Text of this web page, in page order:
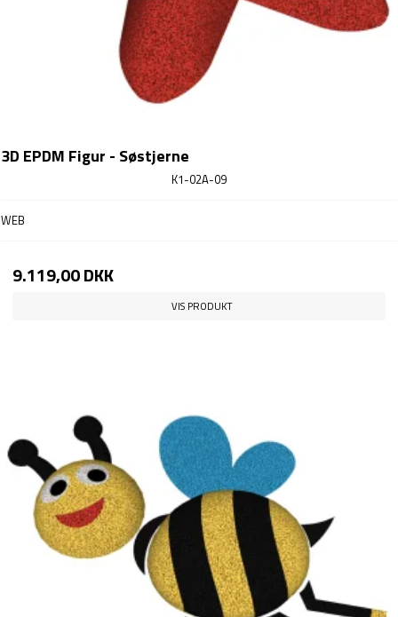
3D EPDM Figur - Søstjerne
K1-02A-09
WEB
9.119,00 DKK
VIS PRODUKT